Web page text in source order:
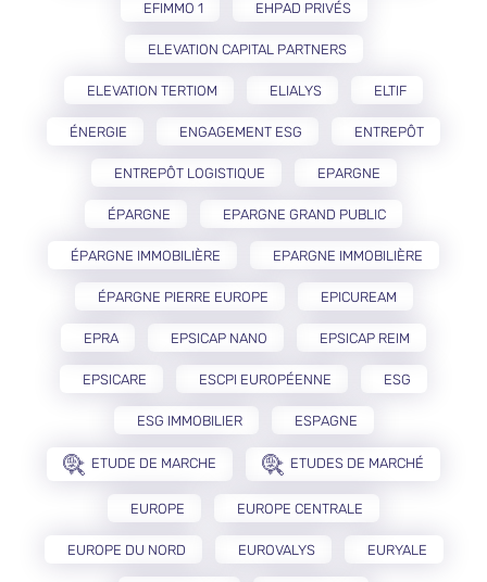
EFIMMO 1 EHPAD PRIVÉS
ELEVATION CAPITAL PARTNERS
ELEVATION TERTIOM ELIALYS ELTIF
ÉNERGIE ENGAGEMENT ESG ENTREPÔT
ENTREPÔT LOGISTIQUE EPARGNE
ÉPARGNE EPARGNE GRAND PUBLIC
ÉPARGNE IMMOBILIÈRE EPARGNE IMMOBILIÈRE
ÉPARGNE PIERRE EUROPE EPICUREAM
EPRA EPSICAP NANO EPSICAP REIM
EPSICARE ESCPI EUROPÉENNE ESG
ESG IMMOBILIER ESPAGNE
ETUDE DE MARCHE ETUDES DE MARCHÉ
EUROPE EUROPE CENTRALE
EUROPE DU NORD EUROVALYS EURYALE